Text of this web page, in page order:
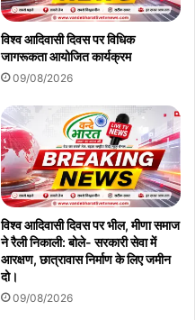
विश्व आदिवासी दिवस पर विधिक
जागरूकता आयोजित कार्यक्रम
09/08/2026
विश्व आदिवासी दिवस पर भील, मीणा समाज
ने रैली निकाली: बोले- सरकारी सेवा में
आरक्षण, छात्रावास निर्माण के लिए जमीन
दो।
09/08/2026